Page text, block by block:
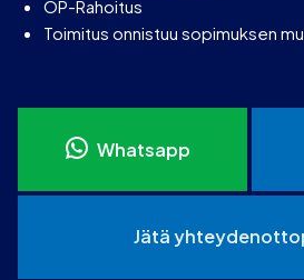
OP-Rahoitus
Toimitus onnistuu sopimuksen
Whatsapp
Jätä